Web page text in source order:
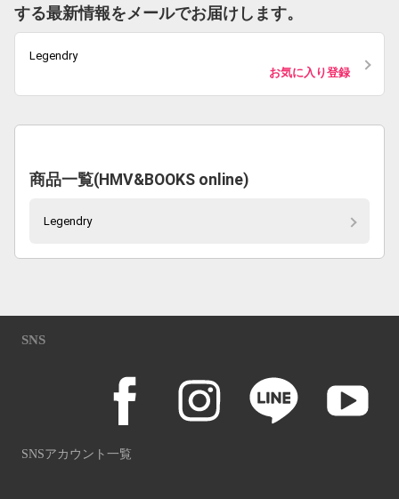
する最新情報をメールでお届けします。
Legendry
お気に入り登録
商品一覧(HMV&BOOKS online)
Legendry
SNS
SNSアカウント一覧